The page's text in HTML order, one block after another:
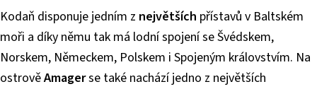
Kodaň disponuje jedním z největších přístavů v Baltském
moři a díky němu tak má lodní spojení se Švédskem,
Norskem, Německem, Polskem i Spojeným královstvím. Na
ostrověAmagerse také nachází jedno z největších